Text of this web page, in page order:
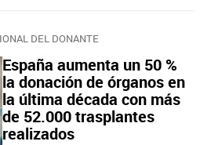
DEL DONANTE
España aumenta un 50 %
la donación de órganos en
la última década con más
de 52.000 trasplantes
realizados